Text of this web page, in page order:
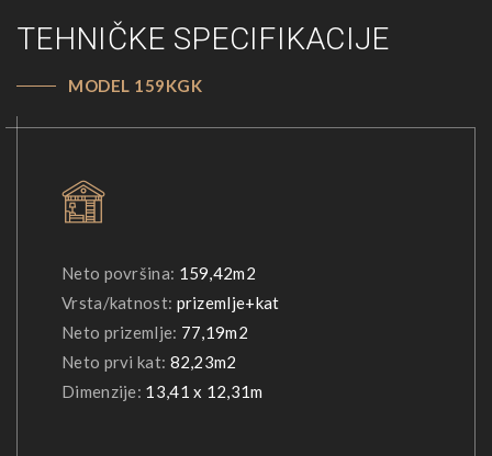
TEHNIČKE SPECIFIKACIJE
MODEL 159KGK
Neto površina: 159,42m2
Vrsta/katnost: prizemlje+kat
Neto prizemlje: 77,19m2
Neto prvi kat: 82,23m2
Dimenzije: 13,41 x 12,31m